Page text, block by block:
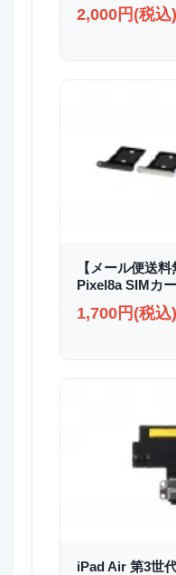
2,000円(税込)
【メール便送
Pixel8a SIMカ
1,700円(税込)
iPad Air 第3世